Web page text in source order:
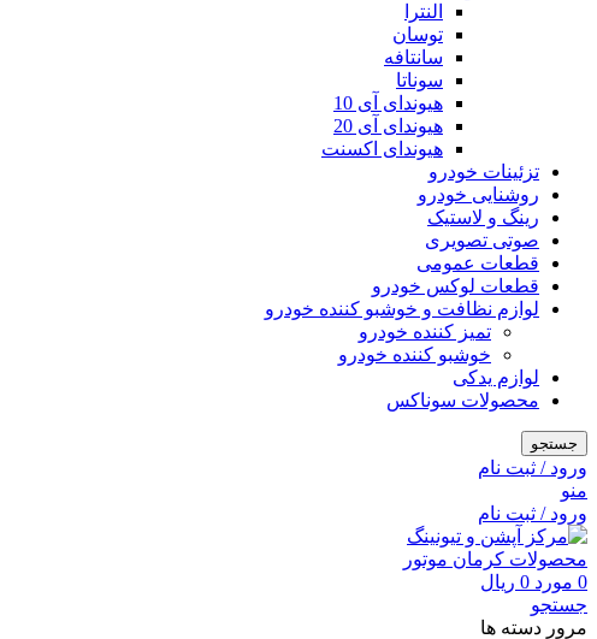
النترا
توسان
سانتافه
سوناتا
هیوندای آی 10
هیوندای آی 20
هیوندای اکسنت
تزئینات خودرو
روشنایی خودرو
رینگ و لاستیک
صوتی تصویری
قطعات عمومی
قطعات لوکس خودرو
لوازم نظافت و خوشبو کننده خودرو
تمیز کننده خودرو
خوشبو کننده خودرو
لوازم یدکی
محصولات سوناکس
جستجو
ورود / ثبت نام
منو
ورود / ثبت نام
0 مورد 0 ریال
جستجو
مرور دسته ها